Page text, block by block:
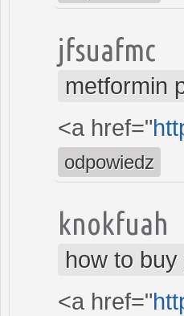
jfsuafmc
metformin
<a href="
odpowiedz
knokfuah
how to
<a href="